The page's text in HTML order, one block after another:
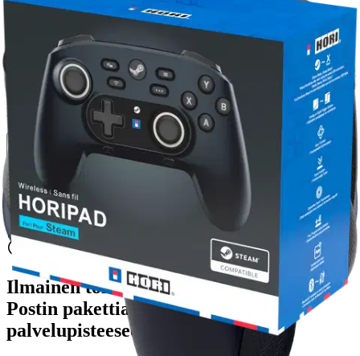
50,96 €
Asiakasomistajahinta
Hinta ilman S-Etukorttia:
59,95 €
Verkkokaupan hinta
Valitse toimitustapa
Nouto myymälästä
Ilmainen
Siirry valitsemaan myymälä
Toimitus
Ilmainen toimitus yli 100 €:n tilauksille
Postin pakettiautomaattiin tai
palvelupisteeseen!